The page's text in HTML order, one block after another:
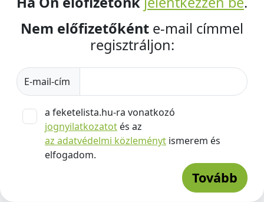
Nem előfizetőként e-mail címmel
regisztráljon:
E-mail-cím
a feketelista.hu-ra vonatkozó
jognyilatkozatot és az
az adatvédelmi közleményt ismerem és
elfogadom.
Tovább